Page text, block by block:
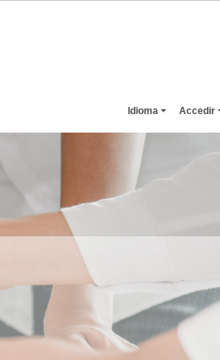
Idioma Accedir